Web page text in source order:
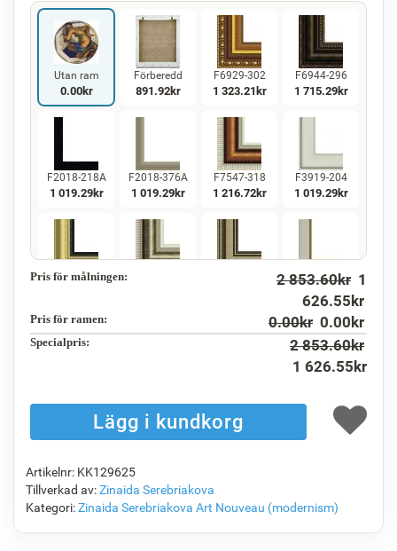
Utan ram
0.00kr
Förberedd
891.92kr
F6929-302
1 323.21 kr
F6944-296
1 715.29kr
F2018-218A
1 019.29kr
F2018-376A
1 019.29kr
F7547-318
1 216.72kr
F3919-204
1 019.29kr
F5130-234 F3013-236
1 082.86kr
F7034-296 F6731-224
1 421.23 1 347.57
Pris för målningen: 2 853.60kr 1
626.55 kr
Pris för ramen: 0.00kr 0.00 kr
Specialpris: 2 853.60kr
1 626.55 kr
Artikelnr: KK129625
Tillverkad av:Zinaida Serebriakova
Kategori:Zinaida Serebriakova Art Nouveau (modernism)